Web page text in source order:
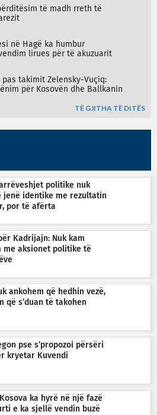
të madh rreth të
në Hagë ka humbur
lirues për të akuzuarit
takimit Zelensky-Vuçiq:
për Kosovën dhe Ballkanin
TË GJITHA TË DITËS
politike nuk
jenë identike me rezultatin
por të afërta
Kadrijajn: Nuk kam
me aksionet politike të
ankohem që hedhin vezë,
që s’duan të takohen
pse s’propozoi përsëri
kryetar Kuvendi
ka hyrë në një fazë
e ka sjellë vendin buzë